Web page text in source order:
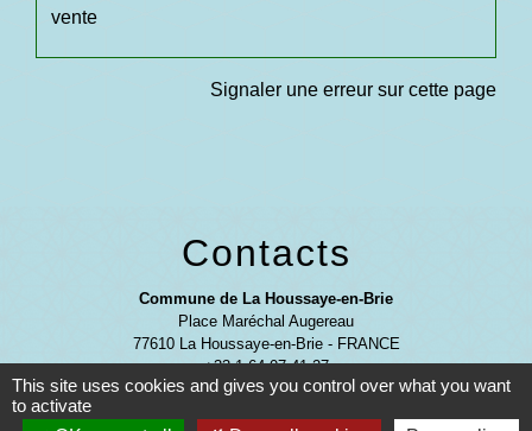
vente
Signaler une erreur sur cette page
Contacts
Commune de La Houssaye-en-Brie
Place Maréchal Augereau
77610 La Houssaye-en-Brie - FRANCE
+33 1 64 07 41 27
Contact par formulaire
This site uses cookies and gives you control over what you want
to activate